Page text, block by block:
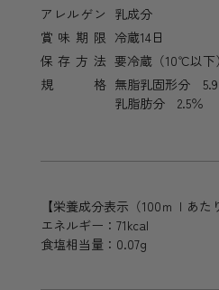
アレルゲン 乳成分
賞味期限 冷蔵14日
保存方法 要冷蔵（10℃以下）
規格 無脂乳固形分
乳脂肪分 2.5％
【栄養成分表示（100ｍｌあた
エネルギー：71kcal
食塩相当量：0.07g